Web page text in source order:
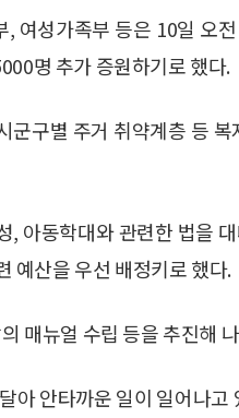
여성가족부 등은 10일 오
명 추가 증원하기로 했다.
군구별 주거 취약계층 등
, 아동학대와 관련한 법을
예산을 우선 배정키로 했다.
매뉴얼 수립 등을 추진해
아 안타까운 일이 일어나